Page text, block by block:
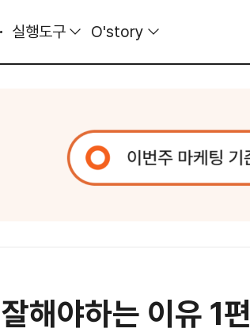
실행도구 O'story
해야하는 이유 1편